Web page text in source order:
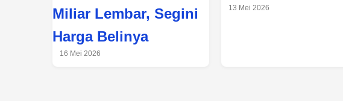
Miliar Lembar, Segini
Harga Belinya
16 Mei 2026
13 Mei 2026